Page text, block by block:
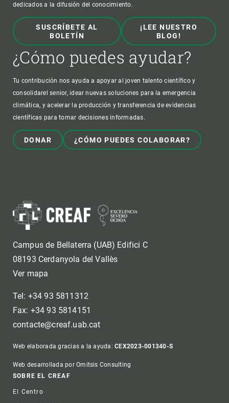
dedicados a la difusión del conocimiento.
SUSCRÍBETE AL
BOLETÍN
¡LEE NUESTRO
BLOG!
¿Cómo puedes ayudar?
Tu contribución nos ayuda a apoyar al joven talento científico y
consolidarel senior, idear nuevas soluciones para la emergencia
climática, y acelerar la producción y transferencia de evidencias
científicas para tomar decisiones informadas.
DONAR ¿CÓMO PUEDES COLABORAR?
Campus de Bellaterra (UAB) Edifici C
08193 Cerdanyola del Vallès
Ver mapa
Tel: +34 93 5811312
Fax: +34 93 5814151
contacte@creaf.uab.cat
Web elaborada gracias a la ayuda:CEX2023-001340-S
Web desarrollada por Omitsis Consulting
Footer
SOBRE EL CREAF
El Centro